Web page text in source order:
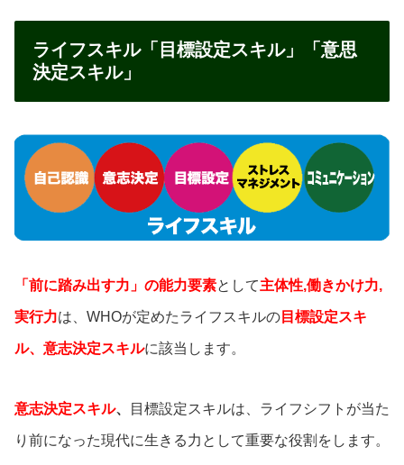
ライフスキル「目標設定スキル」「意思
決定スキル」
「前に踏み出す力」の能力要素として主体性,働きかけ力,
実行力は、WHOが定めたライフスキルの 目標設定スキ
ル、意志決定スキルに該当します。
意志決定スキル、 目標設定スキルは、ライフシフトが当た
り前になった現代に生きる力として重要な役割をします。